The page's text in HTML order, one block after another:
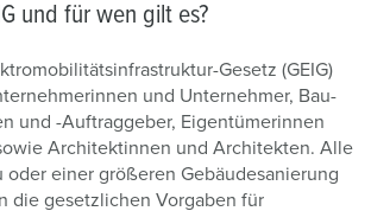
und für wen gilt es?
Gesetz (GEIG)
und Unternehmer, Bau-
und -Auftraggeber, Eigentümerinnen
Architektinnen und Architekten. Alle
oder einer größeren Gebäudesanierung
die gesetzlichen Vorgaben für